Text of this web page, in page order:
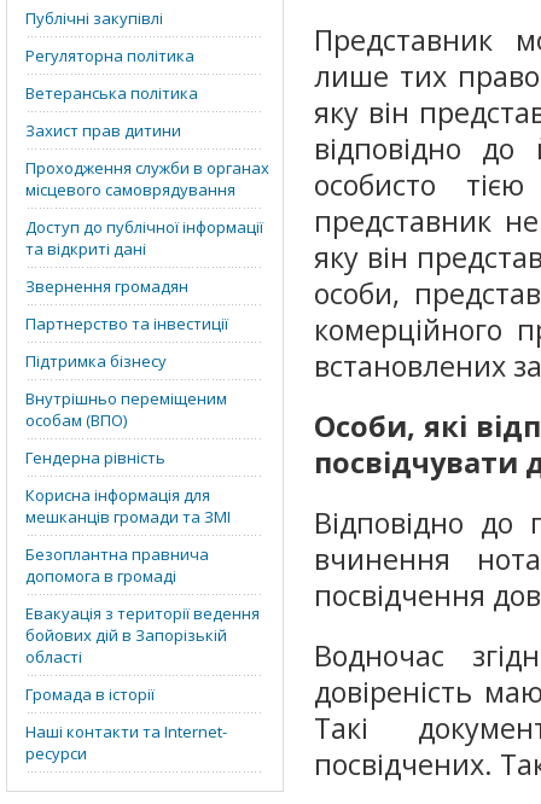
Публічні закупівлі
Регуляторна політика
Ветеранська політика
Захист прав дитини
Проходження служби в органах
місцевого самоврядування
Доступ до публічної інформації
та відкриті дані
Звернення громадян
Партнерство та інвестиції
Підтримка бізнесу
Внутрішньо переміщеним
особам (ВПО)
Гендерна рівність
Корисна інформація для
мешканців громади та ЗМІ
Безоплантна правнича
допомога в громаді
Евакуація з території ведення
бойових дій в Запорізькій
області
Громада в історії
Наші контакти та Internet-
ресурси
Представник
лише тих
яку він
відповідно
особисто
представник
яку він
особи,
комерційного
встановлених
Особи, які
посвідчувати
Відповідно до
вчинення
посвідчення
Водночас
довіреність
Такі
посвідчених.